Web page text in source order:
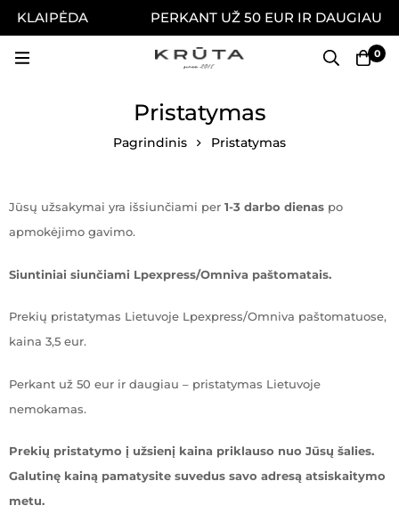
KLAIPĖDA PERKANT UŽ 50 EUR IR DAUGIAU
0
Pristatymas
Pagrindinis Pristatymas
Jūsų užsakymai yra išsiunčiami per 1-3 darbo dienas po
apmokėjimo gavimo.
Siuntiniai siunčiami Lpexpress/Omniva paštomatais.
Prekių pristatymas Lietuvoje Lpexpress/Omniva paštomatuose,
kaina 3,5 eur.
Perkant už 50 eur ir daugiau – pristatymas Lietuvoje
nemokamas.
Prekių pristatymo į užsienį kaina priklauso nuo Jūsų šalies.
Galutinę kainą pamatysite suvedus savo adresą atsiskaitymo
metu.